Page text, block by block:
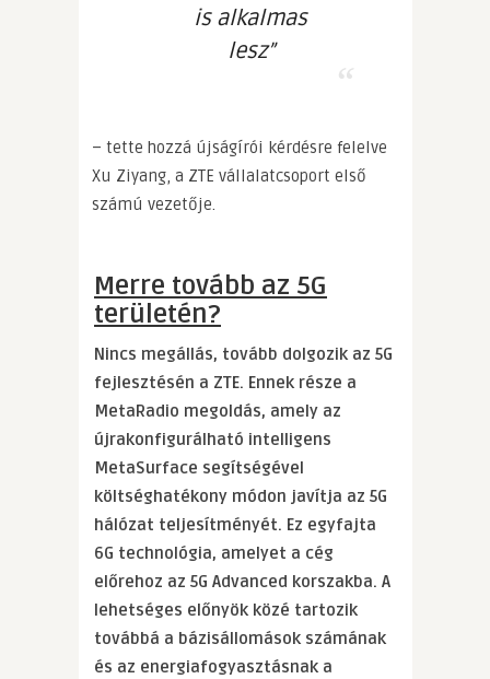
is alkalmas
lesz”
– tette hozzá újságírói kérdésre felelve
Xu Ziyang, a ZTE vállalatcsoport első
számú vezetője.
Merre tovább az 5G
területén?
Nincs megállás, tovább dolgozik az 5G
fejlesztésén a ZTE. Ennek része a
MetaRadio megoldás, amely az
újrakonfigurálható intelligens
MetaSurface segítségével
költséghatékony módon javítja az 5G
hálózat teljesítményét. Ez egyfajta
6G technológia, amelyet a cég
előrehoz az 5G Advanced korszakba. A
lehetséges előnyök közé tartozik
továbbá a bázisállomások számának
és az energiafogyasztásnak a